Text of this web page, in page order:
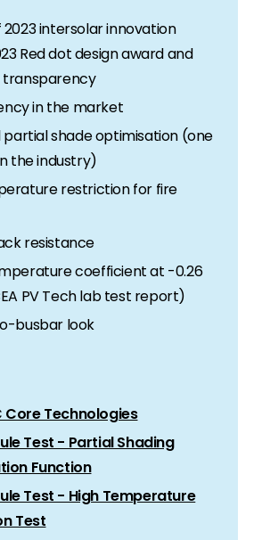
intersolar innovation
Red dot design award and
transparency
in the market
shade optimisation (one
the industry)
restriction for fire
resistance
coefficient at -0.26
PV Tech lab test report)
busbar look
Core Technologies
Test - Partial Shading
Function
Test - High Temperature
Test